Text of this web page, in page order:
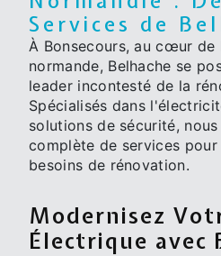
Services de
À Bonsecours, au cœur
normande, Belhache se
leader incontesté de la
Spécialisés dans
solutions de sécurité,
complète de services
besoins de rénovation.
Modernisez
Électrique avec